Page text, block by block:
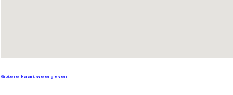
Grotere kaart weergeven